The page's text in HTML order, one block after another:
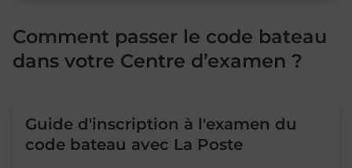
Comment passer le code bateau
dans votre Centre d’examen ?
Guide d'inscription à l'examen du
code bateau avec La Poste